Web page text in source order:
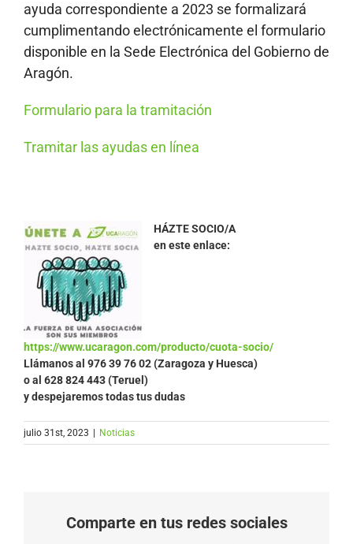
ayuda correspondiente a 2023 se formalizará
cumplimentando electrónicamente el formulario
disponible en la Sede Electrónica del Gobierno de
Aragón.
Formulario para la tramitación
Tramitar las ayudas en línea
HÁZTE SOCIO/A
en este enlace:
https://www.ucaragon.com/producto/cuota-socio/
Llámanos al 976 39 76 02 (Zaragoza y Huesca)
o al 628 824 443 (Teruel)
y despejaremos todas tus dudas
julio 31st, 2023 | Noticias
Comparte en tus redes sociales